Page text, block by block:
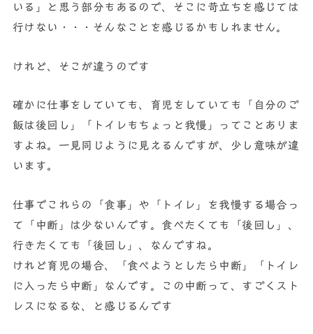
いる」と思う部分もあるので、そこに苛立ちを感じては
行けない・・・そんなことを感じるかもしれません。
けれど、そこが違うのです
確かに仕事をしていても、育児をしていても「自分のご
飯は後回し」「トイレもちょっと我慢」ってことありま
すよね。一見同じように見えるんですが、少し意味が違
います。
仕事でこれらの「食事」や「トイレ」を我慢する場合っ
て「中断」は少ないんです。食べたくても「後回し」、
行きたくても「後回し」、なんですね。
けれど育児の場合、「食べようとしたら中断」「トイレ
に入ったら中断」なんです。この中断って、すごくスト
レスになるな、と感じるんです